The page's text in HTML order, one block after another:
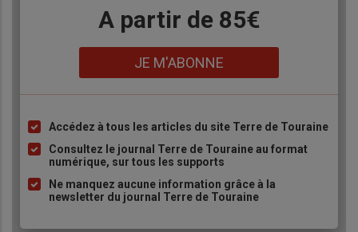
A partir de 85€
JE M'ABONNE
Liste
à
puce
Accédez à tous les articles du site Terre de Touraine
Consultez le journal Terre de Touraine au format
numérique, sur tous les supports
Ne manquez aucune information grâce à la
newsletter du journal Terre de Touraine